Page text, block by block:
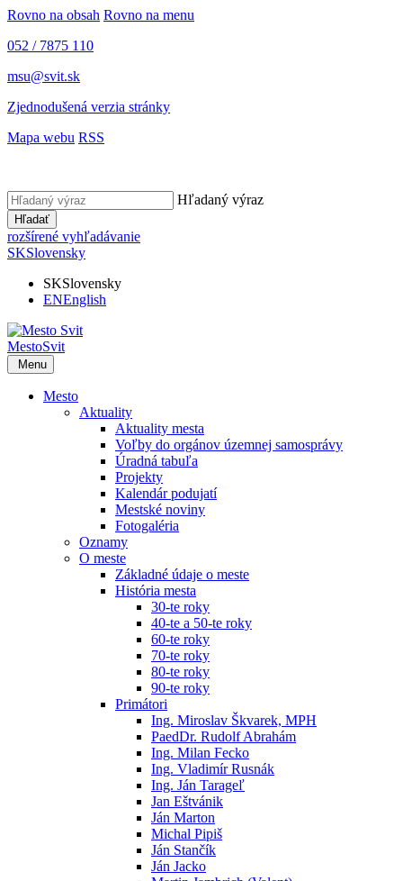
Rovno na obsah Rovno na menu
052 / 7875 110
msu@svit.sk
Zjednodušená verzia stránky
Mapa webu RSS
Hľadaný výraz
Hľadať
rozšírené vyhľadávanie
SKSlovensky
SKSlovensky
ENEnglish
MestoSvit
Menu
Mesto
Aktuality
Aktuality mesta
Voľby do orgánov územnej samosprávy
Úradná tabuľa
Projekty
Kalendár podujatí
Mestské noviny
Fotogaléria
Oznamy
O meste
Základné údaje o meste
História mesta
30-te roky
40-te a 50-te roky
60-te roky
70-te roky
80-te roky
90-te roky
Primátori
Ing. Miroslav Škvarek, MPH
PaedDr. Rudolf Abrahám
Ing. Milan Fecko
Ing. Vladimír Rusnák
Ing. Ján Tarageľ
Jan Eštvánik
Ján Marton
Michal Pipiš
Ján Stančík
Ján Jacko